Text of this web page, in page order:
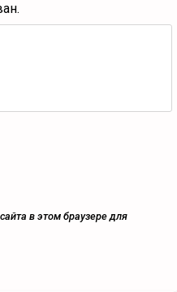
в этом браузере для